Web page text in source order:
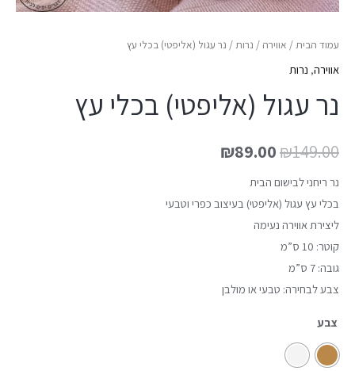
עמוד הבית/ אווירה / נרות/ נר עגול (אליפטי) בכלי עץ
אווירה, נרות
נר עגול (אליפטי) בכלי עץ
₪149.00
₪89.00
נר ריחני לבישום הבית
בכלי עץ עגול (אליפטי) בעיצוב כפרי וטבעי
ליצירת אווירה נעימה
קוטר: 10 ס”מ
גובה: 7 ס”מ
צבע לבחירה: טבעי או מולבן
צבע